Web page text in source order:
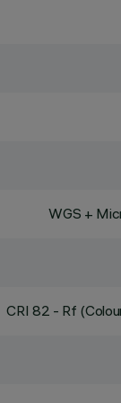
WGS +
CRI 82 - Rf